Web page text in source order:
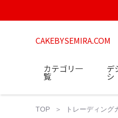
CAKEBYSEMIRA.COM
カテゴリ一
覧
デ
シ
TOP トレーディング